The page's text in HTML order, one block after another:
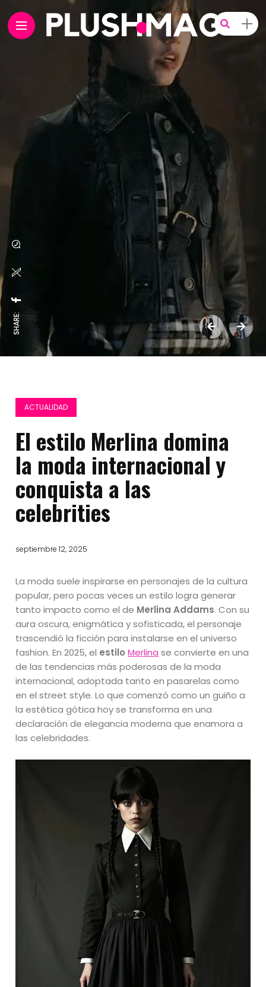
SHARE:
ACTUALIDAD
El estilo Merlina domina
la moda internacional y
conquista a las
celebrities
septiembre 12, 2025
La moda suele inspirarse en personajes de la cultura
popular, pero pocas veces un estilo logra generar
tanto impacto como el de Merlina Addams. Con su
aura oscura, enigmática y sofisticada, el personaje
trascendió la ficción para instalarse en el universo
fashion. En 2025, el estiloMerlina se convierte en una
de las tendencias más poderosas de la moda
internacional, adoptada tanto en pasarelas como
en el street style. Lo que comenzó como un guiño a
la estética gótica hoy se transforma en una
declaración de elegancia moderna que enamora a
las celebridades.